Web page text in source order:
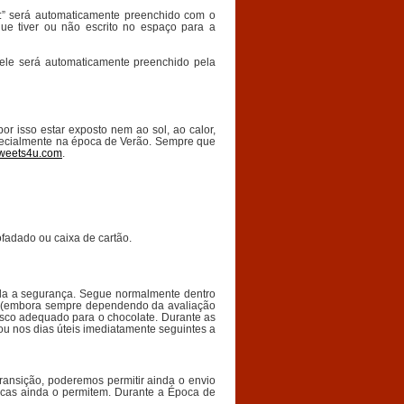
será automaticamente preenchido com o
tiver ou não escrito no espaço para a
será automaticamente preenchido pela
isso estar exposto nem ao sol, ao calor,
na época de Verão. Sempre que
.
ou caixa de cartão.
a segurança. Segue normalmente dentro
sempre dependendo da avaliação
adequado para o chocolate. Durante as
nos dias úteis imediatamente seguintes a
poderemos permitir ainda o envio
ainda o permitem. Durante a Época de